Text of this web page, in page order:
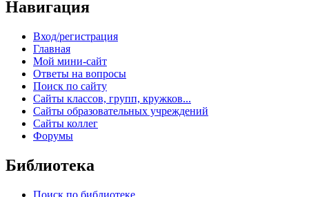
Навигация
Вход/регистрация
Главная
Мой мини-сайт
Ответы на вопросы
Поиск по сайту
Сайты классов, групп, кружков...
Сайты образовательных учреждений
Сайты коллег
Форумы
Библиотека
Поиск по библиотеке